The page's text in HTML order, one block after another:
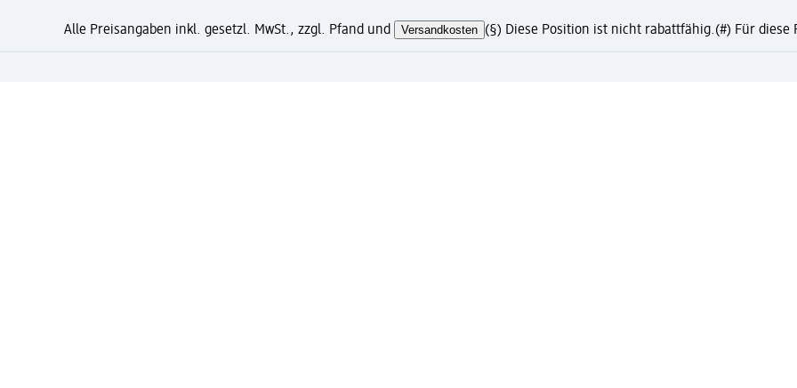
Alle Preisangaben inkl. gesetzl. MwSt., zzgl. Pfand und Versandkosten (§) Diese Position ist nicht rabattfähig.(#) Für diese